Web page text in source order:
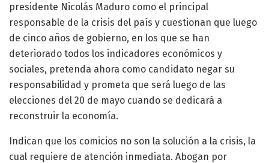
presidente Nicolás Maduro como el principal
responsable de la crisis del país y cuestionan que luego
de cinco años de gobierno, en los que se han
deteriorado todos los indicadores económicos y
sociales, pretenda ahora como candidato negar su
responsabilidad y prometa que será luego de las
elecciones del 20 de mayo cuando se dedicará a
reconstruir la economía.
Indican que los comicios no son la solución a la crisis, la
cual requiere de atención inmediata. Abogan por